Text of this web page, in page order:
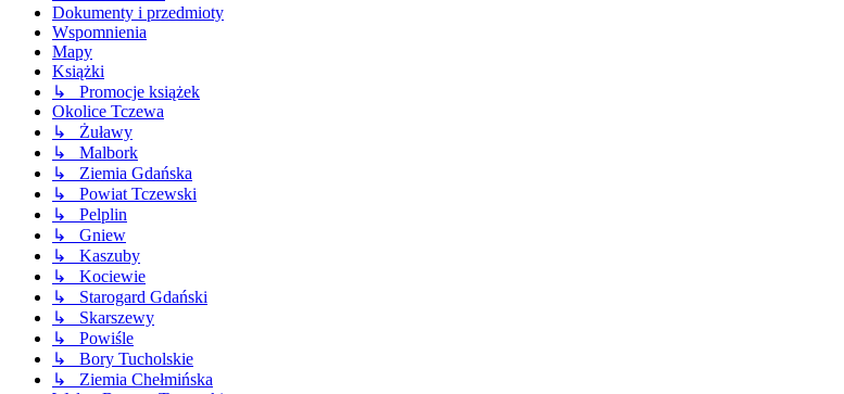
Dokumenty i przedmioty
Wspomnienia
Mapy
Książki
↳ Promocje książek
Okolice Tczewa
↳ Żuławy
↳ Malbork
↳ Ziemia Gdańska
↳ Powiat Tczewski
↳ Pelplin
↳ Gniew
↳ Kaszuby
↳ Kociewie
↳ Starogard Gdański
↳ Skarszewy
↳ Powiśle
↳ Bory Tucholskie
↳ Ziemia Chełmińska